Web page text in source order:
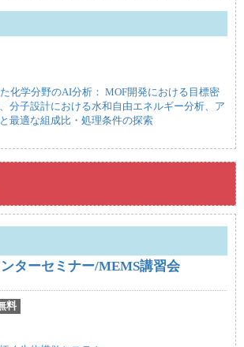
化学分野のAI分析： MOF開発における目標密
分子設計における水和自由エネルギー分析、ア
最適な組成比・処理条件の探索
ターセミナー/MEMS講習会
料